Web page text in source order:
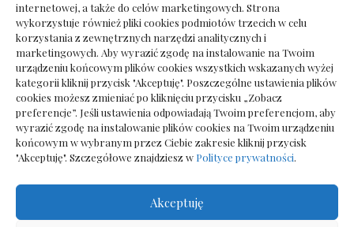
internetowej, a także do celów marketingowych. Strona
wykorzystuje również pliki cookies podmiotów trzecich w celu
korzystania z zewnętrznych narzędzi analitycznych i
marketingowych. Aby wyrazić zgodę na instalowanie na Twoim
urządzeniu końcowym plików cookies wszystkich wskazanych wyżej
kategorii kliknij przycisk "Akceptuję". Poszczególne ustawienia plików
cookies możesz zmieniać po kliknięciu przycisku „Zobacz
preferencje”. Jeśli ustawienia odpowiadają Twoim preferencjom, aby
wyrazić zgodę na instalowanie plików cookies na Twoim urządzeniu
końcowym w wybranym przez Ciebie zakresie kliknij przycisk
"Akceptuję". Szczegółowe znajdziesz w Polityce prywatności.
Akceptuję